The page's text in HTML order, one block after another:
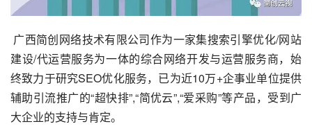
建设/代运营服务为一体的综合网络开发与运营服务商，始
终致力于研究SEO优化服务，已为近10万+企事业单位提供
辅助引流推广的“超快排”,“简优云”,“爱采购”等产品，受到广
大企业的支持与肯定。